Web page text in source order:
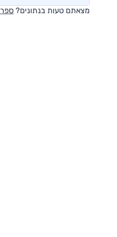
מצאתם טעות בנתונים?